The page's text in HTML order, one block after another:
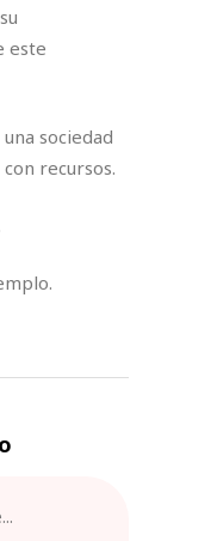
este
sociedad
recursos.